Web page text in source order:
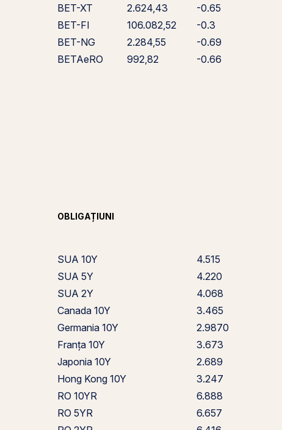
BET-XT
2.624,43
-0.65
BET-FI
106.082,52
-0.3
BET-NG
2.284,55
-0.69
BETAeRO
992,82 -0.66
OBLIGAȚIUNI
SUA 10Y
4.515
SUA 5Y
4.220
SUA 2Y
4.068
Canada 10Y
3.465
Germania 10Y
2.9870
Franța 10Y
3.673
Japonia 10Y
2.689
Hong Kong 10Y
3.247
RO 10YR
6.888
RO 5YR
6.657